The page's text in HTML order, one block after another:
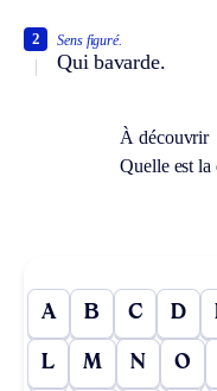
Sens figuré.
Qui bavarde.
2
À découvrir
Quelle est
A B C D
L M N O